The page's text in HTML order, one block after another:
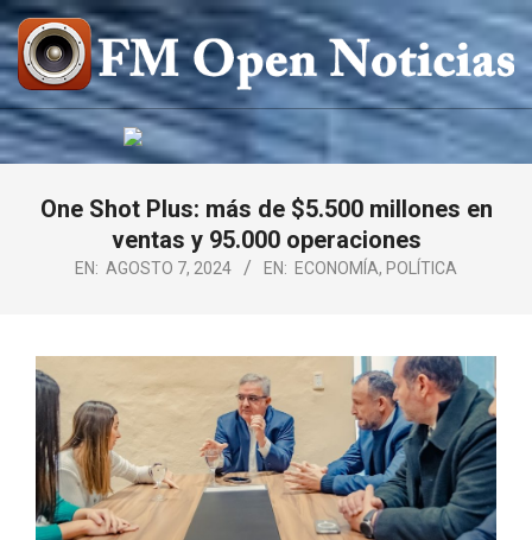
Saltar
al
contenido
FM
OPEN
NOTICIAS
One Shot Plus: más de $5.500 millones en
ventas y 95.000 operaciones
EN: AGOSTO 7, 2024 EN: ECONOMÍA, POLÍTICA